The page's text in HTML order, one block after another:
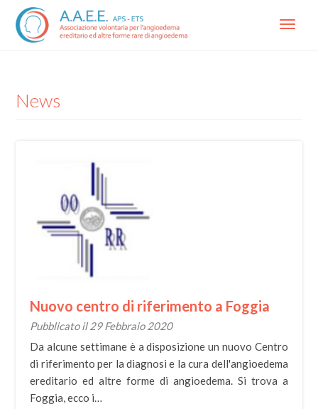
Menu
News
Nuovo centro di riferimento a Foggia
Pubblicato il 29 Febbraio 2020
Da alcune settimane è a disposizione un nuovo Centro
di riferimento per la diagnosi e la cura dell'angioedema
ereditario ed altre forme di angioedema. Si trova a
Foggia, ecco i…